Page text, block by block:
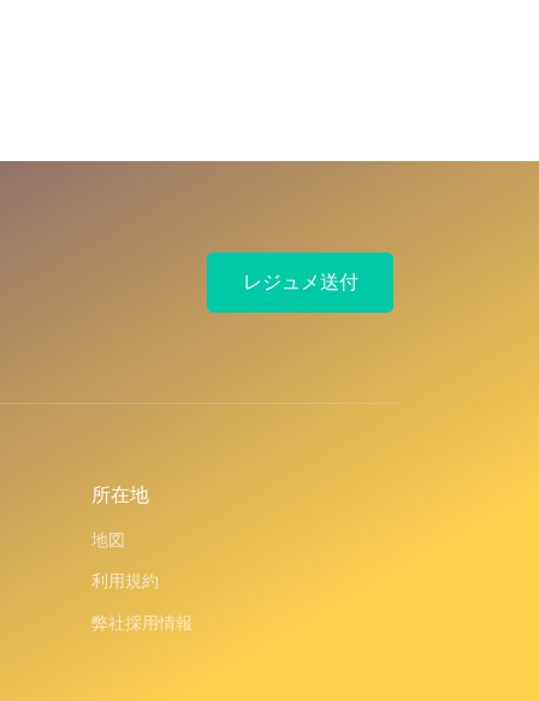
レジュメ送付
所在地
地図
利用規約
弊社採用情報